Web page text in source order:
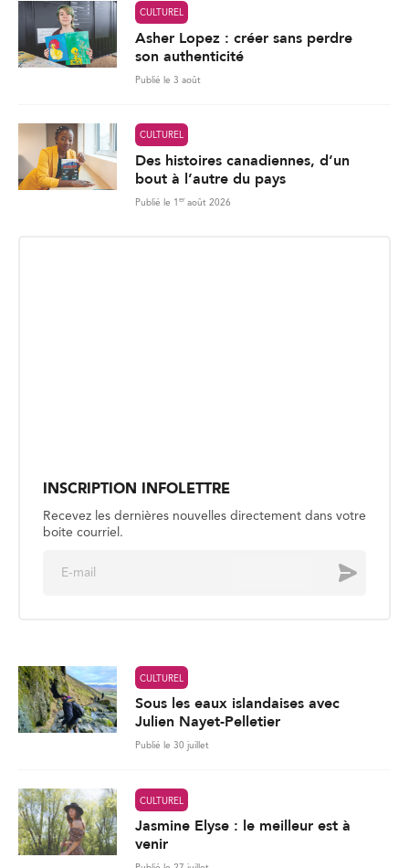
CULTUREL
Asher Lopez : créer sans perdre
son authenticité
Publié le 3 août
CULTUREL
Des histoires canadiennes, d’un
bout à l’autre du pays
Publié le 1 er août 2026
l
Sous les eaux islandaises avec
Jasmine Elyse : le meilleur est à
venir
Publié le 27 juillet
Les souvenirs de la Côte d’Ivoire,
partagés avec le monde
Publié le 24 juillet